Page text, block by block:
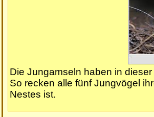
Die Jungamseln haben in
So recken alle fünf Jungvögel
Nestes ist.